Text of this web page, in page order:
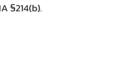
§214(b).